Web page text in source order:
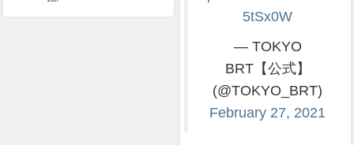
5tSx0W
— TOKYO
BRT【公式】
(@TOKYO_BRT)
February 27, 2021